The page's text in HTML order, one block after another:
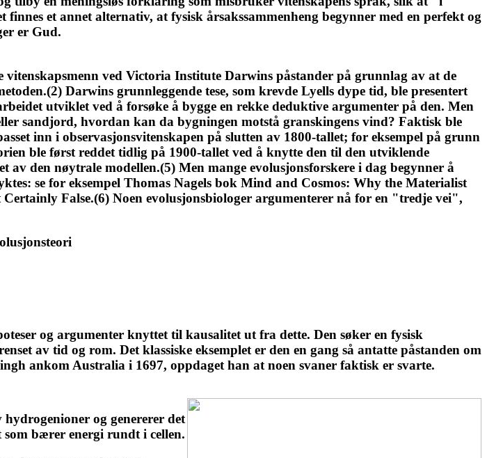
et annet alternativ, at fysisk årsakssammenheng begynner med en perfekt og
er Gud.
vitenskapsmenn ved Victoria Institute Darwins påstander på grunnlag av at de
Darwins grunnleggende tese, som krevde Lyells dype tid, ble presentert
utviklet ved å forsøke å bygge en rekke deduktive argumenter på den. Men
sandjord, hvordan kan da bygningen motstå granskingens vind? Faktisk ble
inn i observasjonsvitenskapen på slutten av 1800-tallet; for eksempel på grunn
ble først reddet tidlig på 1900-tallet ved å knytte den til den utviklende
av den nøytrale modellen.(5) Men mange evolusjonsforskere i dag begynner å
se for eksempel Thomas Nagels bok Mind and Cosmos: Why the Materialist
False.(6) Noen evolusjonsbiologer argumenterer nå for en "tredje vei",
og argumenter knyttet til kausalitet ut fra dette. Den søker en fysisk
av tid og rom. Det klassiske eksemplet er den en gang så antatte påstanden om
ankom Australia i 1697, oppdaget han at noen svaner faktisk er svarte.
og genererer det
som bærer energi rundt i cellen.